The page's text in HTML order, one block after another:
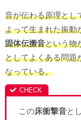
音が伝わる原理とし
よって生まれた振動
固体伝搬音という物
としてよくある問題
なっている。
この床衝撃音と